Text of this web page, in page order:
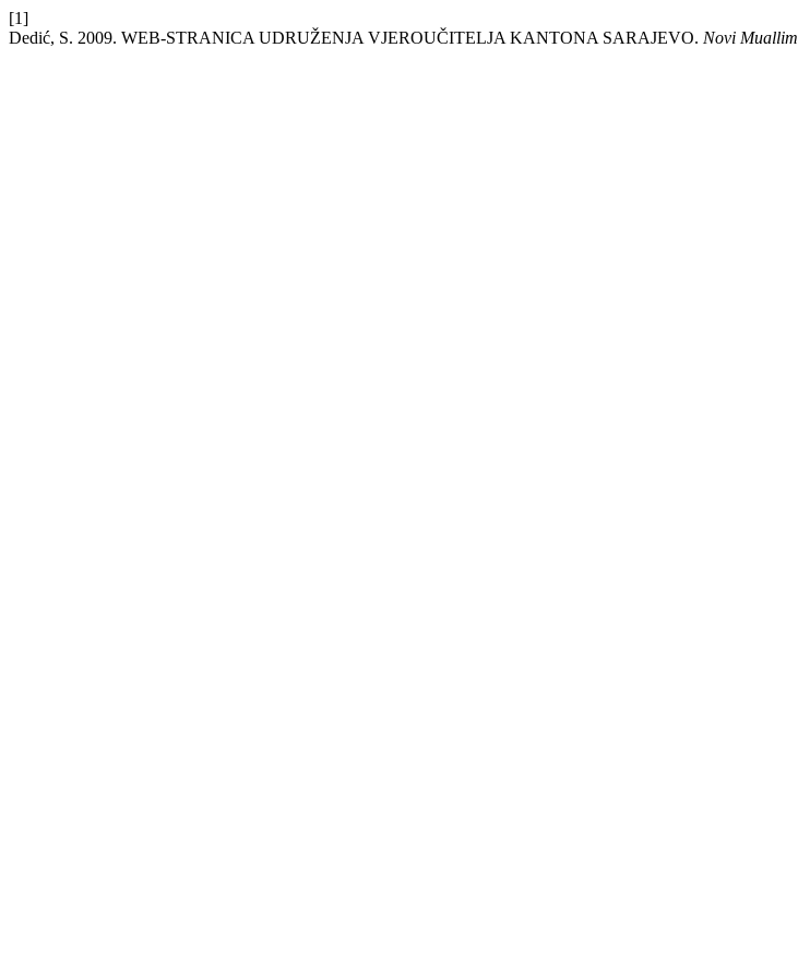
[1]
Dedić, S. 2009. WEB-STRANICA UDRUŽENJA VJEROUČITELJA KANTONA SARAJEVO. Novi Muallim